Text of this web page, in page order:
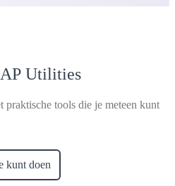
Utilities
tools die je meteen kunt
kunt doen